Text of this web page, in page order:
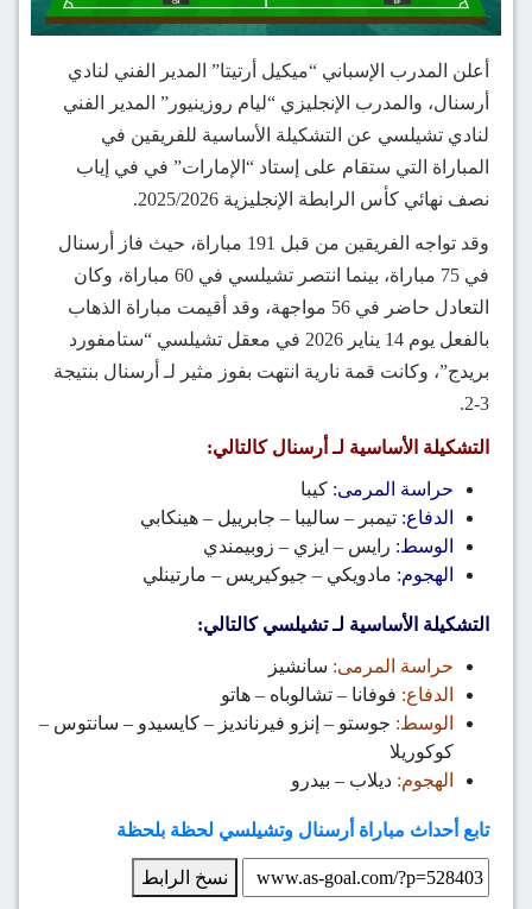
أعلن المدرب الإسباني “ميكيل أرتيتا” المدير الفني لنادي
أرسنال، والمدرب الإنجليزي “ليام روزينيور” المدير الفني
لنادي تشيلسي عن التشكيلة الأساسية للفريقين في
المباراة التي ستقام على إستاد “الإمارات” في في إياب
نصف نهائي كأس الرابطة الإنجليزية 2025/2026.
وقد تواجه الفريقين من قبل 191 مباراة، حيث فاز أرسنال
في 75 مباراة، بينما انتصر تشيلسي في 60 مباراة، وكان
التعادل حاضر في 56 مواجهة، وقد أقيمت مباراة الذهاب
بالفعل يوم 14 يناير 2026 في معقل تشيلسي “ستامفورد
بريدج”، وكانت قمة نارية انتهت بفوز مثير لـ أرسنال بنتيجة
3-2.
التشكيلة الأساسية لـ أرسنال كالتالي:
حراسة المرمى: كيبا
الدفاع: تيمبر – ساليبا – جابرييل – هينكابي
الوسط: رايس – ايزي – زوبيمندي
الهجوم: مادويكي – جيوكيريس – مارتينلي
التشكيلة الأساسية لـ تشيلسي كالتالي:
حراسة المرمى: سانشيز
الدفاع: فوفانا – تشالوباه – هاتو
الوسط: جوستو – إنزو فيرنانديز – كايسيدو – سانتوس –
كوكوريلا
الهجوم: ديلاب – بيدرو
تابع أحداث مباراة أرسنال وتشيلسي لحظة بلحظة
نسخ الرابط